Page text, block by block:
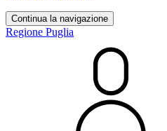
Continua la navigazione
Regione Puglia